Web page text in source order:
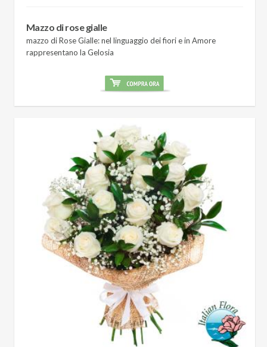
Mazzo di rose gialle
mazzo di Rose Gialle: nel linguaggio dei fiori e in Amore
rappresentano la Gelosia